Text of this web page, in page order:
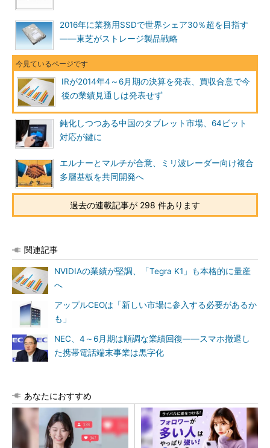
2016年に業務用SSDで世界シェア30％超を目指す
――東芝がストレージ製品戦略
IRが2014年4～6月期の決算を発表、買収合意で今
後の業績見通しは発表せず
鈍化しつつある中国のタブレット市場、64ビット
対応が鍵に
エルナーとマルチが合意、ミリ波レーダー向け複合
多層基板を共同開発へ
過去の連載記事が 298 件あります
関連記事
NVIDIAの業績が堅調、「Tegra K1」も本格的に量産
へ
アップルCEOは「新しい市場に参入する必要があるか
も」
NEC、4～6月期は順調な業績回復――スマホ撤退し
た携帯電話端末事業は黒字化
あなたにおすすめ